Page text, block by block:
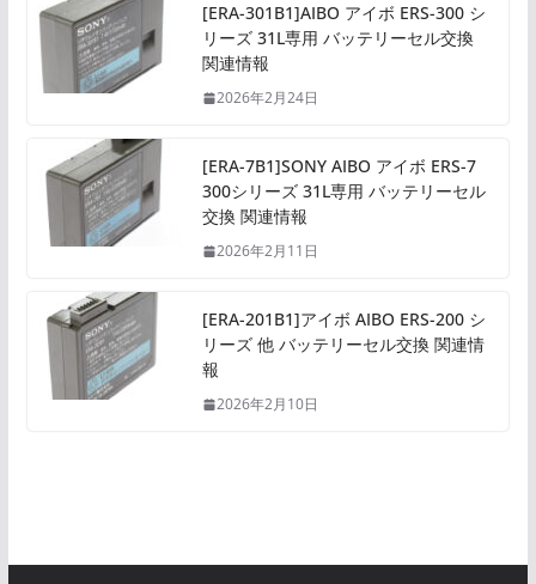
[ERA-301B1]AIBO アイボ ERS-300 シ
リーズ 31L専用 バッテリーセル交換
関連情報
2026年2月24日
[ERA-7B1]SONY AIBO アイボ ERS-7
300シリーズ 31L専用 バッテリーセル
交換 関連情報
2026年2月11日
[ERA-201B1]アイボ AIBO ERS-200 シ
リーズ 他 バッテリーセル交換 関連情
報
2026年2月10日